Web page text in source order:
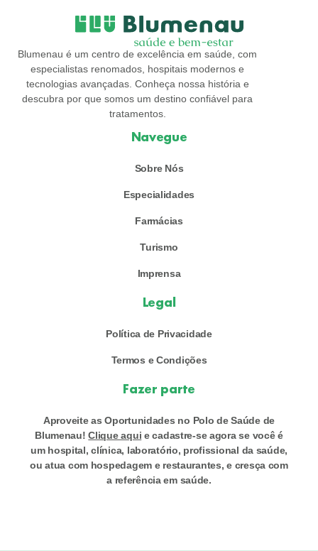
Blumenau é um centro de excelência em saúde, com
especialistas renomados, hospitais modernos e
tecnologias avançadas. Conheça nossa história e
descubra por que somos um destino confiável para
tratamentos.
Navegue
Sobre Nós
Especialidades
Farmácias
Turismo
Imprensa
Legal
Política de Privacidade
Termos e Condições
Fazer parte
Aproveite as Oportunidades no Polo de Saúde de
Blumenau!Clique aqui e cadastre-se agora se você é
um hospital, clínica, laboratório, profissional da saúde,
ou atua com hospedagem e restaurantes, e cresça com
a referência em saúde.